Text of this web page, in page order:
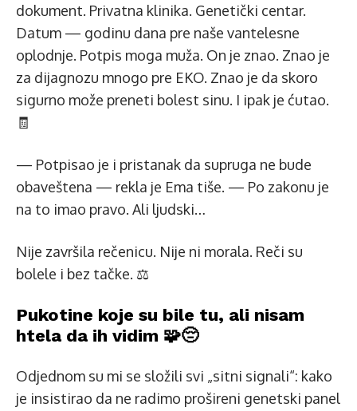
dokument. Privatna klinika. Genetički centar.
Datum — godinu dana pre naše vantelesne
oplodnje. Potpis moga muža. On je znao. Znao je
za dijagnozu mnogo pre EKO. Znao je da skoro
sigurno može preneti bolest sinu. I ipak je ćutao.
🧾
— Potpisao je i pristanak da supruga ne bude
obaveštena — rekla je Ema tiše. — Po zakonu je
na to imao pravo. Ali ljudski…
Nije završila rečenicu. Nije ni morala. Reči su
bolele i bez tačke. ⚖️
Pukotine koje su bile tu, ali nisam
htela da ih vidim 🧩😔
Odjednom su mi se složili svi „sitni signali“: kako
je insistirao da ne radimo prošireni genetski panel